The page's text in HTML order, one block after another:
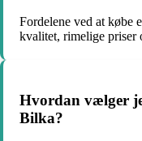
Fordelene ved at købe
kvalitet, rimelige priser
Hvordan vælger
Bilka?